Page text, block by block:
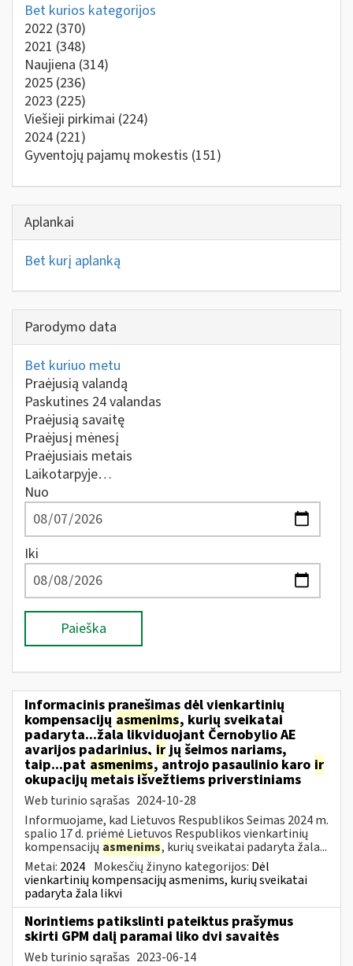
Bet kurios kategorijos
2022 (370)
2021 (348)
Naujiena (314)
2025 (236)
2023 (225)
Viešieji pirkimai (224)
2024 (221)
Gyventojų pajamų mokestis (151)
Aplankai
Bet kurį aplanką
Parodymo data
Bet kuriuo metu
Praėjusią valandą
Paskutines 24 valandas
Praėjusią savaitę
Praėjusį mėnesį
Praėjusiais metais
Laikotarpyje…
Nuo
Iki
Paieška
Informacinis pranešimas dėl vienkartinių
kompensacijų asmenims, kurių sveikatai
padaryta...žala likviduojant Černobylio AE
avarijos padarinius, irjų šeimos nariams,
taip...pat asmenims, antrojo pasaulinio karo ir
okupacijų metais išvežtiems priverstiniams
Web turinio sąrašas 2024-10-28
Informuojame, kad Lietuvos Respublikos Seimas 2024 m.
spalio 17 d. priėmė Lietuvos Respublikos vienkartinių
kompensacijų asmenims, kurių sveikatai padaryta žala...
Metai: 2024 Mokesčių žinyno kategorijos: Dėl
vienkartinių kompensacijų asmenims, kurių sveikatai
padaryta žala likvi
Norintiems patikslinti pateiktus prašymus
skirti GPM dalį paramai liko dvi savaitės
Web turinio sąrašas 2023-06-14